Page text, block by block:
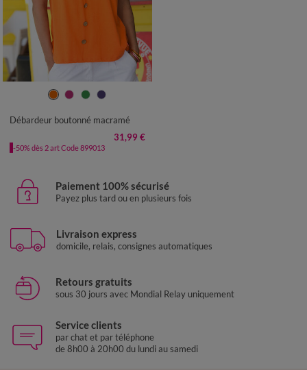
38/40 42/44
Débardeur boutonné macramé
31,99 €
-50% dès 2 art Code 899013
Paiement 100% sécurisé
Payez plus tard ou en plusieurs fois
Livraison express
domicile, relais, consignes automatiques
Retours gratuits
sous 30 jours avec Mondial Relay uniquement
Service clients
par chat et par téléphone
de 8h00 à 20h00 du lundi au samedi